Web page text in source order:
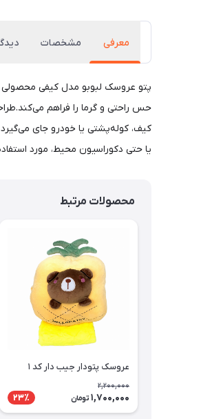
معرفی مشخصات
پتو عروسک لبوبو مدل کیفی محصولی
حس راحتی و گرما را فراهم
کیف، کوله‌پشتی یا خودرو جای
یا حتی دکوراسیون محیط، مورد
محصولات مرتبط
عروسک پتودار جیب دار کد ۱
2,200,000
1,700,000 تومان 23٪